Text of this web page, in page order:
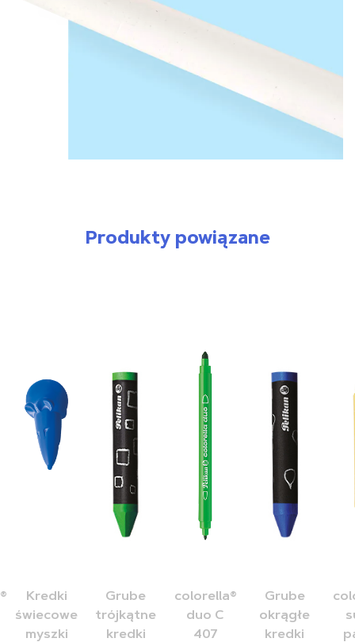
Produkty powiązane
Kredki
świecowe
myszki
Grube
trójkątne
kredki
colorella®
duo C
407
Grube
okrągłe
kredki